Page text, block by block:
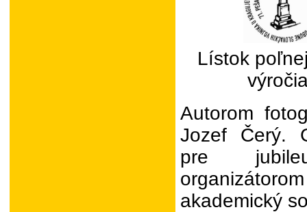
Lístok
Autorom
Jozef Čerý.
pre
akademický